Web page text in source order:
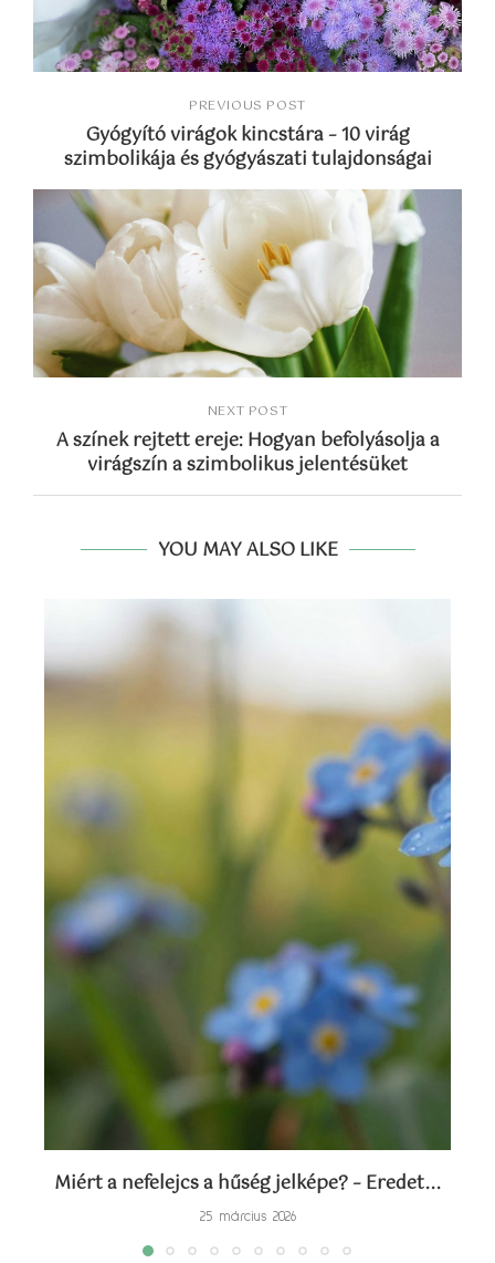
PREVIOUS POST
Gyógyító virágok kincstára – 10 virág
szimbolikája és gyógyászati tulajdonságai
NEXT POST
A színek rejtett ereje: Hogyan befolyásolja a
virágszín a szimbolikus jelentésüket
YOU MAY ALSO LIKE
Miért a nefelejcs a hűség jelképe? – Eredet...
25 március 2026